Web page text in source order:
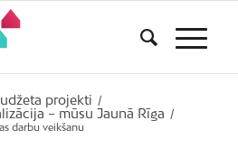
projekti /
– mūsu Jaunā Rīga
/
darbu veikšanu